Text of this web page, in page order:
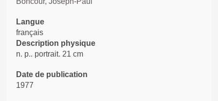
Langue
français
Description physique
n. p.. portrait. 21 cm
Date de publication
1977